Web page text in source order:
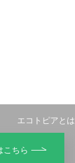
エコトピアとは
こちら